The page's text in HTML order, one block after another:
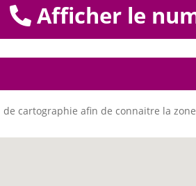
Afficher le
cartographie afin de connaitre la